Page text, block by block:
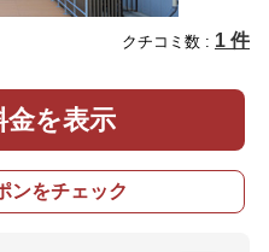
クチコミ数 : 1 件
金を表示
ンをチェック